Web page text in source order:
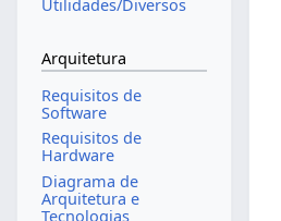
Utilidades/Diversos
Arquitetura
Requisitos de
Software
Requisitos de
Hardware
Diagrama de
Arquitetura e
Tecnologias